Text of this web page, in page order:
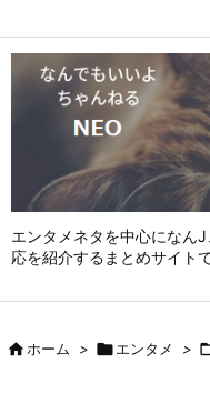
エンタメネタを中心になん
応を紹介するまとめサイトで
ホーム > エンタメ >